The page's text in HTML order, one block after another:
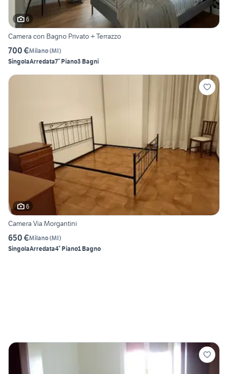
6
Camera con Bagno Privato + Terrazzo
700 €Milano(MI)
SingolaArredata7° Piano3 Bagni
6
Camera Via Morgantini
650 €Milano(MI)
SingolaArredata4° Piano1 Bagno